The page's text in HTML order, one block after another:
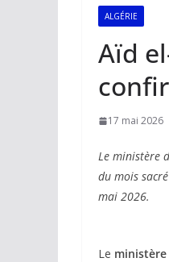
ALGÉRIE
Aïd
17 mai 2026
Le ministère
du mois
mai 2026.
Le ministère